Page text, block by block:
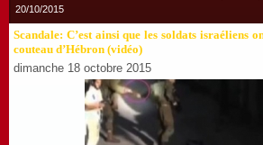
20/10/2015
Scandale: C’est ainsi que les soldats israéliens
couteau d’Hébron (vidéo)
dimanche 18 octobre 2015